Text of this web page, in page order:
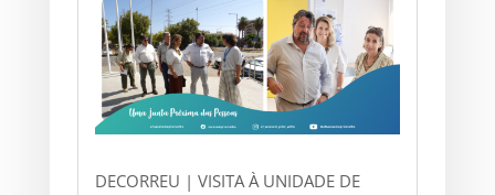
DECORREU | VISITA À UNIDADE DE